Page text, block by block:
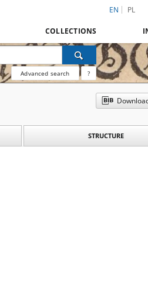
EN PL
COLLECTIONS
Advanced search ?
STRUCTURE